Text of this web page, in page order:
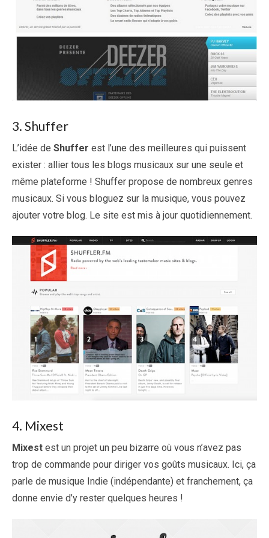
3. Shuffer
L’idée de Shuffer est l’une des meilleures qui puissent
exister : allier tous les blogs musicaux sur une seule et
même plateforme ! Shuffer propose de nombreux genres
musicaux. Si vous bloguez sur la musique, vous pouvez
ajouter votre blog. Le site est mis à jour quotidiennement.
4. Mixest
Mixest est un projet un peu bizarre où vous n’avez pas
trop de commande pour diriger vos goûts musicaux. Ici, ça
parle de musique Indie (indépendante) et franchement, ça
donne envie d’y rester quelques heures !